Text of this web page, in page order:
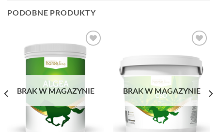
PODOBNE PRODUKTY
Add to
wishlist
BRAK W MAGAZYNIE
wishlist
BRAK W MAGAZYNIE